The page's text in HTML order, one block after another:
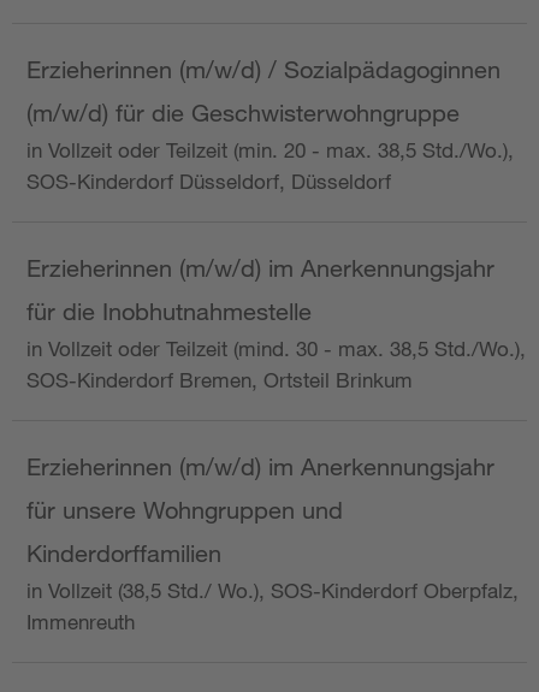
Erzieherinnen (m/w/d) / Sozialpädagoginnen
(m/w/d) für die Geschwisterwohngruppe
in Vollzeit oder Teilzeit (min. 20 - max. 38,5 Std./Wo.),
SOS-Kinderdorf Düsseldorf, Düsseldorf
Erzieherinnen (m/w/d) im Anerkennungsjahr
für die Inobhutnahmestelle
in Vollzeit oder Teilzeit (mind. 30 - max. 38,5 Std./Wo.),
SOS-Kinderdorf Bremen, Ortsteil Brinkum
Erzieherinnen (m/w/d) im Anerkennungsjahr
für unsere Wohngruppen und
Kinderdorffamilien
in Vollzeit (38,5 Std./ Wo.), SOS-Kinderdorf Oberpfalz,
Immenreuth